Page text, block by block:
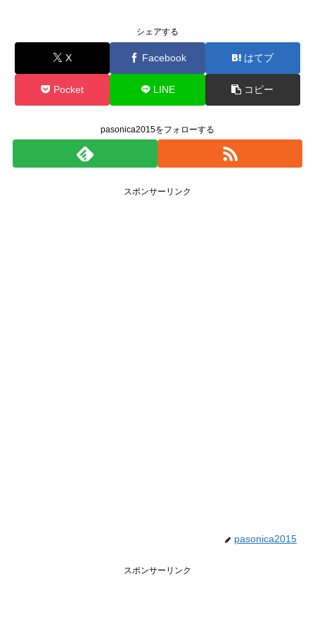
シェアする
X Facebook はてブ
Pocket LINE コピー
pasonica2015をフォローする
スポンサーリンク
pasonica2015
スポンサーリンク